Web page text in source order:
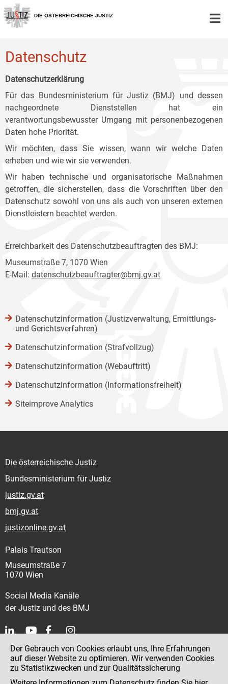
Zur
Hauptnavigation
[1]
Zum
Inhalt
[2]
Zum
Untermenü
[3]
DIE ÖSTERREICHISCHE JUSTIZ
Datenschutz
Datenschutzerklärung
Für das Bundesministerium für Justiz (BMJ) und dessen
nachgeordnete Dienststellen hat ein
verantwortungsbewusster Umgang mit personenbezogenen
Daten hohe Priorität.
Wir möchten, dass Sie wissen, wann wir welche Daten
erheben und wie wir sie verwenden.
Wir haben technische und organisatorische Maßnahmen
getroffen, die sicherstellen, dass die Vorschriften über den
Datenschutz sowohl von uns als auch von unseren externen
Dienstleistern beachtet werden.
Erreichbarkeit des Datenschutzbeauftragten des BMJ:
Museumstraße 7, 1070 Wien
E-Mail: datenschutzbeauftragter@bmj.gv.at
Datenschutzinformation (Justizverwaltung, Ermittlungs-
und Gerichtsverfahren)
Datenschutzinformation (Strafvollzug)
Datenschutzinformation (Webauftritt)
Datenschutzinformation (Informationsfreiheit)
Siteimprove Analytics
Die österreichische Justiz
Bundesministerium für Justiz
justiz.gv.at
bmj.gv.at
justizonline.gv.at
Palais Trautson
Museumstraße 7
1070 Wien
Social Media Kanäle
der Justiz und des BMJ
Kontakt
Impressum
Der Gebrauch von Cookies erlaubt uns, Ihre Erfahrungen
auf dieser Website zu optimieren. Wir verwenden Cookies
zu Statistikzwecken und zur Qualitätssicherung